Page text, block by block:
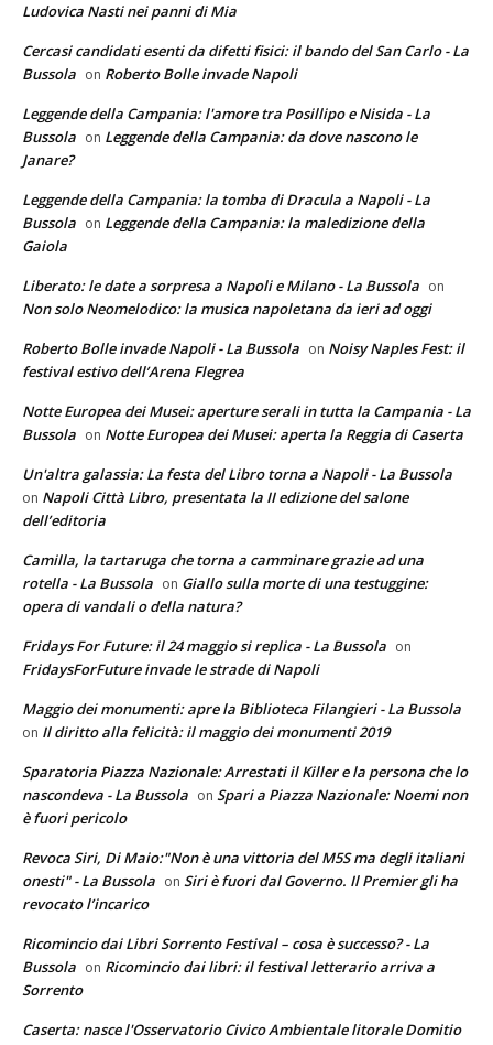
Ludovica Nasti nei panni di Mia
Cercasi candidati esenti da difetti fisici: il bando del San Carlo - La
Bussola on Roberto Bolle invade Napoli
Leggende della Campania: l'amore tra Posillipo e Nisida - La
Bussola on Leggende della Campania: da dove nascono le
Janare?
Leggende della Campania: la tomba di Dracula a Napoli - La
Bussola on Leggende della Campania: la maledizione della
Gaiola
Liberato: le date a sorpresa a Napoli e Milano - La Bussola on
Non solo Neomelodico: la musica napoletana da ieri ad oggi
Roberto Bolle invade Napoli - La Bussola on Noisy Naples Fest: il
festival estivo dell’Arena Flegrea
Notte Europea dei Musei: aperture serali in tutta la Campania - La
Bussola on Notte Europea dei Musei: aperta la Reggia di Caserta
Un'altra galassia: La festa del Libro torna a Napoli - La Bussola
on Napoli Città Libro, presentata la II edizione del salone
dell’editoria
Camilla, la tartaruga che torna a camminare grazie ad una
rotella - La Bussola on Giallo sulla morte di una testuggine:
opera di vandali o della natura?
Fridays For Future: il 24 maggio si replica - La Bussola on
FridaysForFuture invade le strade di Napoli
Maggio dei monumenti: apre la Biblioteca Filangieri - La Bussola
on Il diritto alla felicità: il maggio dei monumenti 2019
Sparatoria Piazza Nazionale: Arrestati il Killer e la persona che lo
nascondeva - La Bussola on Spari a Piazza Nazionale: Noemi non
è fuori pericolo
Revoca Siri, Di Maio:"Non è una vittoria del M5S ma degli italiani
onesti" - La Bussola on Siri è fuori dal Governo. Il Premier gli ha
revocato l’incarico
Ricomincio dai Libri Sorrento Festival – cosa è successo? - La
Bussola on Ricomincio dai libri: il festival letterario arriva a
Sorrento
Caserta: nasce l'Osservatorio Civico Ambientale litorale Domitio